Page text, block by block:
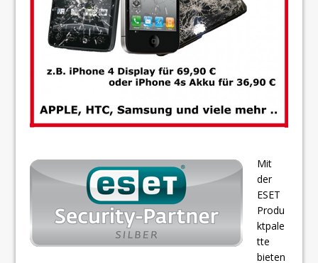
Mit
der
ESET
Produ
ktpale
tte
bieten